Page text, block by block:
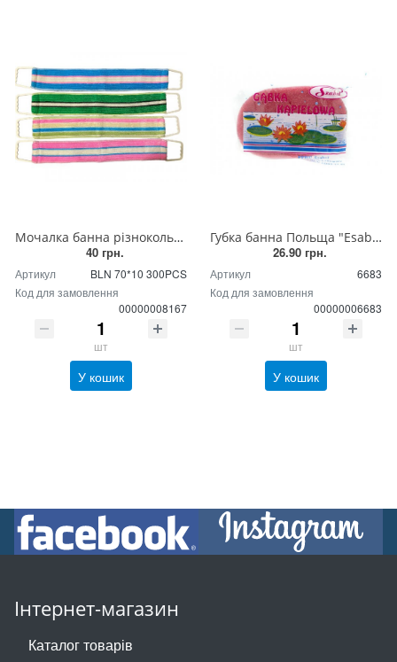
Мочалка банна різнокольорова смугаста з пластиковими ручками, 700 х 100 мм
40 грн.
Артикул
BLN 70*10 300PCS
Код для замовлення
00000008167
шт
У кошик
Губка банна Польща "Esabel" Gbka k?pielowa 150*90*50
26.90 грн.
Артикул
6683
Код для замовлення
00000006683
шт
У кошик
Інтернет-магазин
Каталог товарів